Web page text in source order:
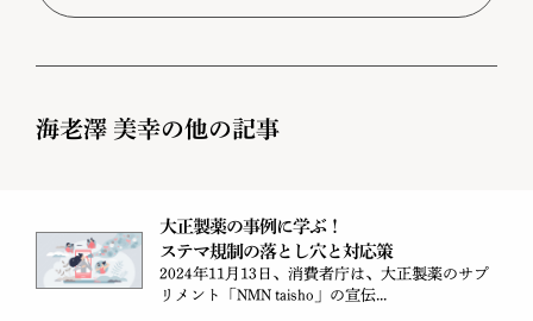
海老澤 美幸の他の記事
大正製薬の事例に学ぶ！
ステマ規制の落とし穴と対応策
2024年11月13日、消費者庁は、大正製薬のサプ
リメント「NMN taisho」の宣伝...